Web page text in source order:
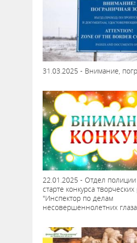
31.03.2025 - Внимание,
22.01.2025 - Отдел
старте конкурса творческих
"Инспектор по делам
несовершеннолетних